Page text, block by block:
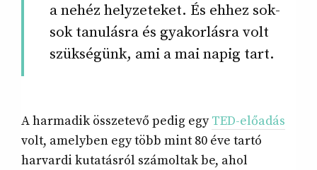
a nehéz helyzeteket. És ehhez sok-
sok tanulásra és gyakorlásra volt
szükségünk, ami a mai napig tart.
A harmadik összetevő pedig egyTED-előadás
volt, amelyben egy több mint 80 éve tartó
harvardi kutatásról számoltak be, ahol